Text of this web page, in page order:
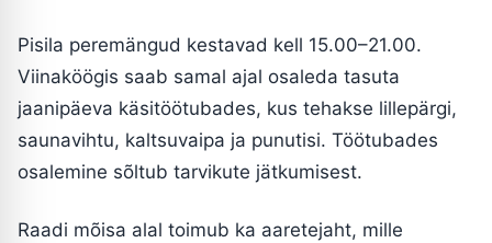
Pisila peremängud kestavad kell 15.00–21.00.
Viinaköögis saab samal ajal osaleda tasuta
jaanipäeva käsitöötubades, kus tehakse lillepärgi,
saunavihtu, kaltsuvaipa ja punutisi. Töötubades
osalemine sõltub tarvikute jätkumisest.
Raadi mõisa alal toimub ka aaretejaht, mille